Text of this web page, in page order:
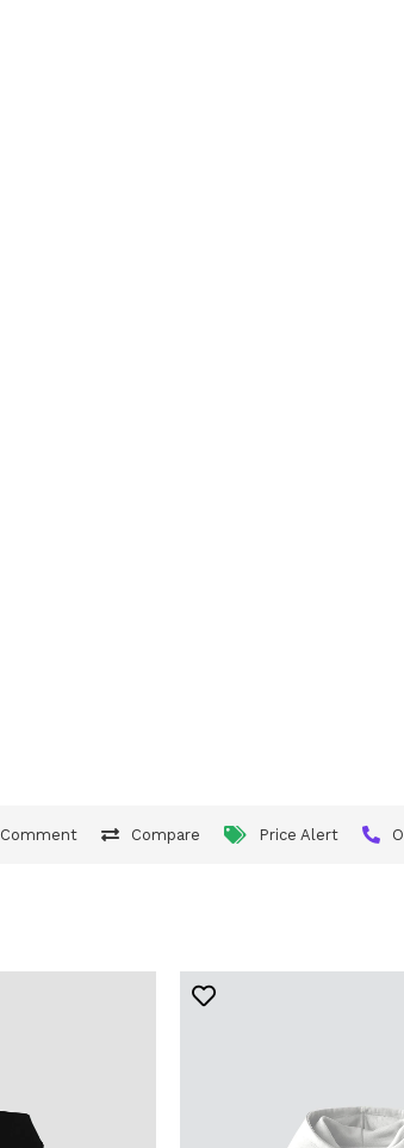
Comment Compare Price Alert